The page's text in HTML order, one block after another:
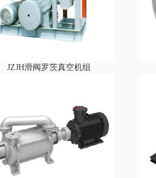
JZJH滑阀罗茨真空机组